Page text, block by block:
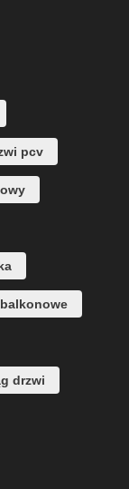
pcv
drzwi